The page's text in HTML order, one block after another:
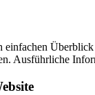
Ausführliche